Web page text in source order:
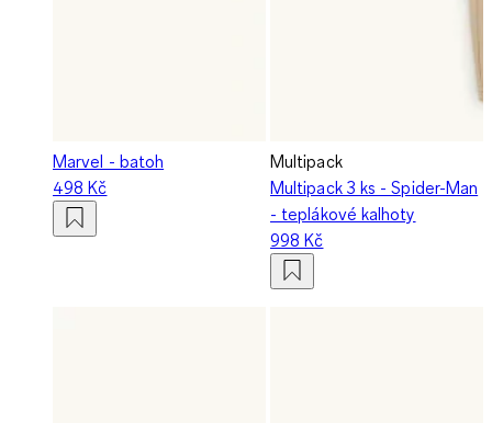
Marvel - batoh
498 Kč
Multipack
Multipack 3 ks - Spider-Man
- teplákové kalhoty
998 Kč